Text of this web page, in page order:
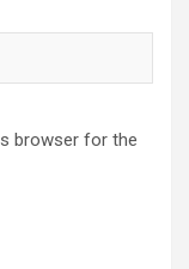
browser for the